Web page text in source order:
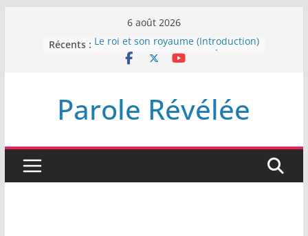
6 août 2026
Récents : Le roi et son royaume (Introduction)
DEMEUREZ DANS LA LUMIÈRE
LABAN
L’INTERVENTION DE DIEU
Parole Révélée